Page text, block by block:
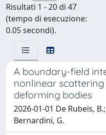
Risultati 1 - 20 di 47
(tempo di esecuzione:
0.05 secondi).
A boundary-field
nonlinear
deforming bodies
2026-01-01 De Rubeis,
Bernardini, G.